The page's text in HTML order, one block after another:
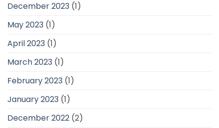
December 2023 (1)
May 2023 (1)
April 2023 (1)
March 2023 (1)
February 2023 (1)
January 2023 (1)
December 2022 (2)